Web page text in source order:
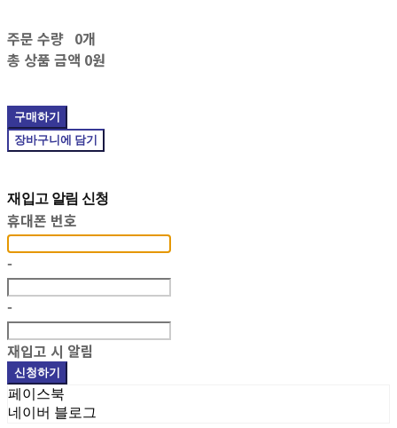
주문 수량 0개
총 상품 금액 0원
구매하기
장바구니에 담기
재입고 알림 신청
휴대폰 번호
-
-
재입고 시 알림
신청하기
페이스북
네이버 블로그